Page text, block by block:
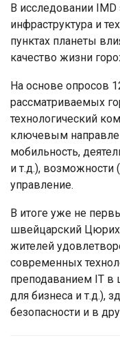
В исследовании IMD
инфраструктура и
пунктах планеты
качество жизни
На основе опросов
рассматриваемых
технологический
ключевым
мобильность,
и т.д.), возможности
управление.
В итоге уже не
швейцарский
жителей
современных
преподаванием IT в
для бизнеса и т.д.),
безопасности и в